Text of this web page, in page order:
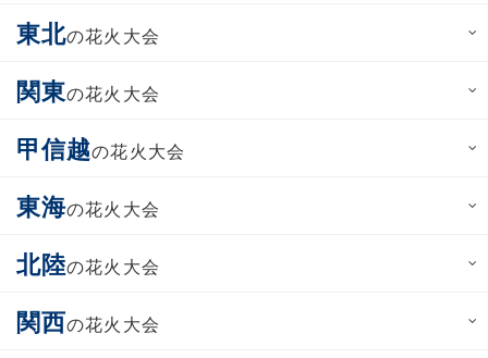
東北の花火大会
関東の花火大会
甲信越の花火大会
東海の花火大会
北陸の花火大会
関西の花火大会